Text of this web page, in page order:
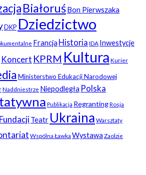
BiałoruśBon Pierwszaka
DKP Dziedzictwo
Francja Historia IDA Inwestycje
Koncert KPRM Kultura Kurier
Ministerstwo Edukacji Narodowej
Naddniestrze Niepodległa Polska
Publikacja RegrantingRosja
Teatr Ukraina Warsztaty
Wspólna Ławka Wystawa Zaolzie